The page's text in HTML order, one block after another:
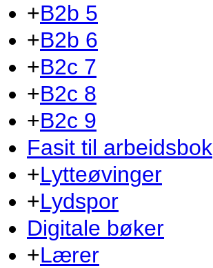
+B2b 5
+B2b 6
+B2c 7
+B2c 8
+B2c 9
Fasit til arbeidsbok
+Lytteøvinger
+Lydspor
Digitale bøker
+Lærer